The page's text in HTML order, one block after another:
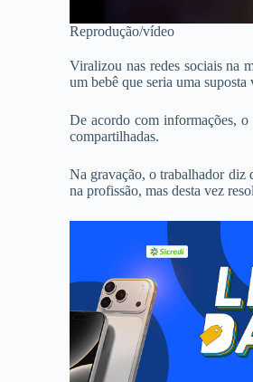
Reprodução/vídeo
Viralizou nas redes sociais na
um bebê que seria uma
De acordo com informações, o
compartilhadas.
Na gravação, o trabalhador diz
na profissão, mas desta vez